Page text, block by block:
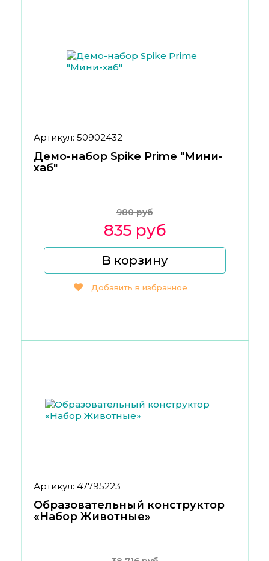
Артикул: 50902432
Демо-набор Spike Prime "Мини-
хаб"
980 руб
835 руб
В корзину
Добавить в избранное
Артикул: 47795223
Образовательный конструктор
«Набор Животные»